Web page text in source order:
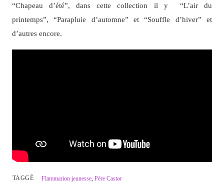
“Chapeau d’été”, dans cette collection il y “L’air du
printemps”, “Parapluie d’automne” et “Souffle d’hiver” et
d’autres encore.
TAGGÉ Flammarion jeunesse ,Père Castor